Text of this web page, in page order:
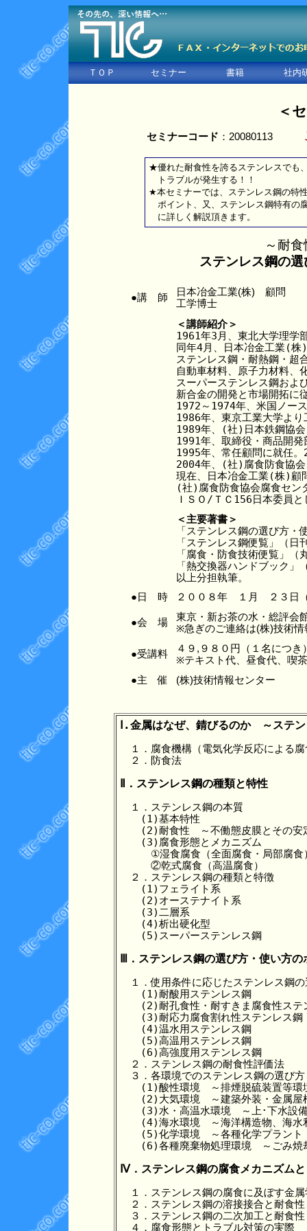
ＴＯＰ セミナー 書籍 社内
＜
セミナーコード ：20080113
★優れた耐食性を誇るステンレスでも
トラブルが発生する！！
★本セミナーでは、ステンレス鋼の特
ポイント、又、ステンレス鋼特有の
に詳しく解説頂きます。
～耐
ステンレス鋼の
●講 師
日本冶金工業(株) 顧問
工学博士
＜講師紹介＞
1961年3月、東北大学理学
同年4月、日本冶金工業(株
ステンレス鋼・耐熱鋼・超
自動車材料、原子力材料、
スーパーステンレス鋼お
新合金の開発と市場開拓に
1972～1974年、米国ノー
1986年、東京工業大学より
1989年、(社)日本鉄鋼協会
1991年、取締役・商品開発
1995年、常任顧問に就任
2004年、(社)腐食防食協会
現在、日本冶金工業(株)顧
(社)腐食防食協会腐食セン
＜主要著書＞
「ステンレス鋼の選び方・
「ステンレス鋼便覧」（日
「腐食・防食技術便覧」（
「熱交換器ハンドブック」
●日 時 ２００８年 １月 ２３日
●会 場
東京・新お茶の水・総評
※急ぎのご連絡は(株)技術情
●受講料
４９,９８０円（１名につき
※テキスト代、昼食代、喫
●主 催
(株)技術情報センター
Ⅰ.金属はなぜ、錆びるのか　～ステ
１．腐食機構（電気化学反応による
２．防食法
Ⅱ．ステンレス鋼の種類と特性
１．ステンレス鋼の本質
(1)基本特性
(2)耐食性　～不働態皮膜とその安
(3)腐食形態とメカニズム
①湿食腐食（全面腐食・局部腐食
②乾式腐食（高温腐食）
２．ステンレス鋼の種類と特徴
(1)フェライト系
(2)オーステナイト系
(3)二層系
(4)析出硬化型
(5)スーパーステンレス鋼
Ⅲ．ステンレス鋼の選び方・使い方の
１．使用条件に応じたステンレス鋼
(1)耐酸用ステンレス鋼
(2)耐孔食性・耐すきま腐食性ステ
(3)耐応力腐食割れ性ステンレス鋼
(4)温水用ステンレス鋼
(5)高温用ステンレス鋼
(6)高強度用ステンレス鋼
２．ステンレス鋼の耐食性評価法
３．各環境でのステンレス鋼の選び
(1)酸性環境　～排煙脱硫装置等環
(2)大気環境　～建築外装・金属屋
(3)水・高温水環境　～上･下水設備
(4)海水環境　～海洋構造物、海水
(5)化学環境　～各種化学プラント
(6)各種廃棄物処理環境　～ごみ焼
Ⅳ．ステンレス鋼の腐食メカニズム
１．ステンレス鋼の腐食に及ぼす金属
２．ステンレス鋼の溶接接合と耐食性
３．ステンレス鋼の二次加工と耐食性
４．腐食形態とトラブル対策の実際